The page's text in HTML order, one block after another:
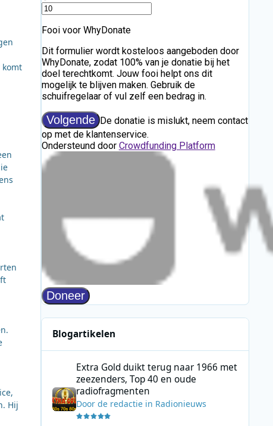
komt
Hij
Blogartikelen
Extra Gold duikt terug naar 1966 met
zeezenders, Top 40 en oude
radiofragmenten
Door de redactiein Radionieuws